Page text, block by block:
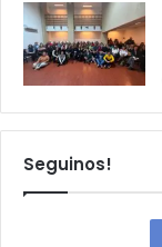
Seguinos!